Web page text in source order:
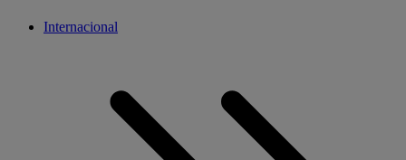
Internacional